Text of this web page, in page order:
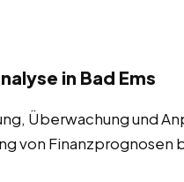
in Bad Ems
Überwachung und
von Finanzprognosen